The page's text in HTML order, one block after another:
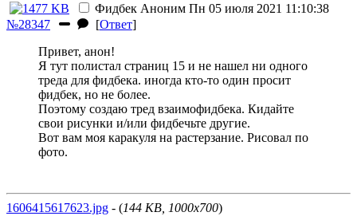
Фидбек Аноним Пн 05 июля 2021 11:10:38
№28347
[Ответ]
Привет, анон!
Я тут полистал страниц 15 и не нашел ни одного
треда для фидбека. иногда кто-то один просит
фидбек, но не более.
Поэтому создаю тред взаимофидбека. Кидайте
свои рисунки и/или фидбечьте другие.
Вот вам моя каракуля на растерзание. Рисовал по
фото.
1606415617623.jpg - (144 KB, 1000x700)